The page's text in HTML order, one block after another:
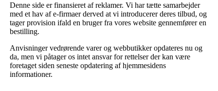
Denne side er finansieret af reklamer. Vi har tætte samarbejder
med et hav af e-firmaer derved at vi introducerer deres tilbud, og
tager provision ifald en bruger fra vores website gennemfører en
bestilling.
Anvisninger vedrørende varer og webbutikker opdateres nu og
da, men vi påtager os intet ansvar for rettelser der kan være
foretaget siden seneste opdatering af hjemmesidens
informationer.